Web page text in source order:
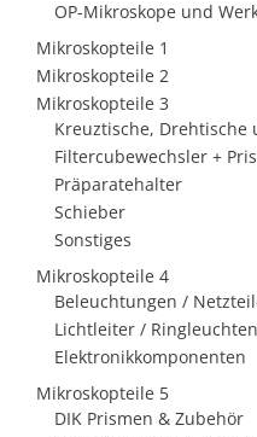
OP-Mikroskope und
Mikroskopteile 1
Mikroskopteile 2
Mikroskopteile 3
Kreuztische, Drehtische
Filtercubewechsler +
Präparatehalter
Schieber
Sonstiges
Mikroskopteile 4
Beleuchtungen /
Lichtleiter / Ringleuchten
Elektronikkomponenten
Mikroskopteile 5
DIK Prismen & Zubehör